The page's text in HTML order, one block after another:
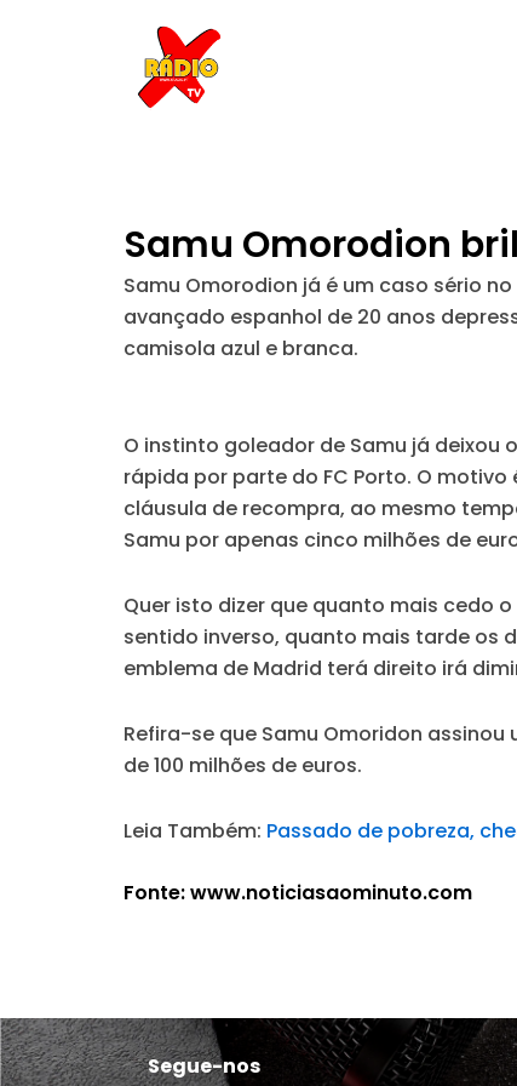
Samu Omorodion
Samu Omorodion já é um caso sério
avançado espanhol de 20 anos
camisola azul e branca.
O instinto goleador de Samu já deixou
rápida por parte do FC Porto. O
cláusula de recompra, ao mesmo
Samu por apenas cinco milhões de
Quer isto dizer que quanto mais cedo o
sentido inverso, quanto mais tarde os
emblema de Madrid terá direito irá
Refira-se que Samu Omoridon
de 100 milhões de euros.
Leia Também: Passado de pobreza,
Fonte: www.noticiasaominuto.com
Segue-nos